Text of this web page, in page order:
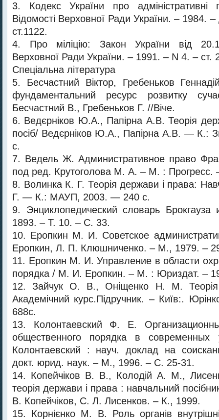
3. Кодекс України про адміністративні
Відомості Верховної Ради України. – 1984.
ст.1122.
4. Про міліцію: Закон України від
Верховної Ради України. – 1991. – N 4. – ст.
Спеціальна література
5. Бесчастний Віктор, Гребеньков
фундаментальний ресурс розвитку
Бесчастний В., Гребеньков Г. //Віче.
6. Ведєрніков Ю.А., Папірна А.В. Теорія
посіб/ Ведєрніков Ю.А., Папірна А.В. — К.:
с.
7. Ведель Ж. Административное право
под ред. Крутоголова М. А. – М. : Прогресс.
8. Волинка К. Г. Теорія держави і права:
Г. — К.: МАУП, 2003. — 240 с.
9. Энциклопедический словарь
1893. – Т. 10. – С. 33.
10. Еропкин М. И. Советское
Еропкин, Л. П. Клюшниченко. – М., 1979. –
11. Еропкин М. И. Управление в области
порядка / М. И. Еропкин. – М. : Юриздат. –
12. Зайчук О. В., Оніщенко Н. М. Теорія
Академічний курс.Підручник. – Київ:.
688с.
13. Колонтаевский Ф. Е.
общественного порядка в
Колонтаевский : науч. доклад на
докт. юрид. наук. – М., 1996. – С. 25-31.
14. Копейчіков В. В., Колодій А. М.,
теорія держави і права : навчальний
В. Копейчіков, С. Л. Лисенков. – К., 1999.
15. Корнієнко М. В. Роль органів